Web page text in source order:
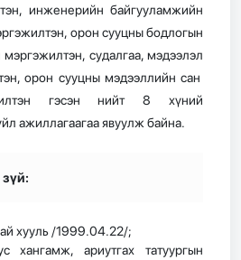
инженерийн байгууламжийн
орон сууцны бодлогын
судалгаа, мэдээлэл
орон сууцны мэдээллийн сан
гэсэн нийт 8 хүний
ажиллагаагаа явуулж байна.
зүй:
хууль /1999.04.22/;
хангамж, ариутгах татуургын